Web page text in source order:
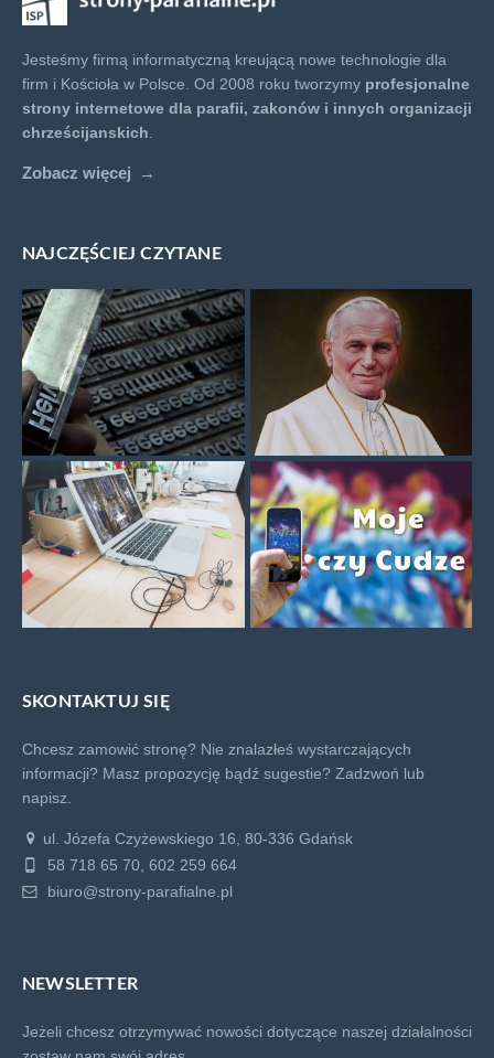
Jesteśmy firmą informatyczną kreującą nowe technologie dla
firm i Kościoła w Polsce. Od 2008 roku tworzymy profesjonalne
strony internetowe dla parafii, zakonów i innych organizacji
chrześcijanskich
Zobacz więcej
NAJCZĘŚCIEJ CZYTANE
SKONTAKTUJ SIĘ
Chcesz zamowić stronę? Nie znalazłeś wystarczających
informacji? Masz propozycję bądź sugestie? Zadzwoń lub
napisz.
ul. Józefa Czyżewskiego 16, 80-336 Gdańsk
58 718 65 70, 602 259 664
biuro@strony-parafialne.pl
NEWSLETTER
Jeżeli chcesz otrzymywać nowości dotyczące naszej działalności